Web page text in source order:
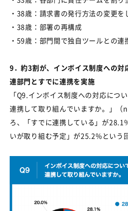
・ 38歳：請求書の発行方法の変更を
・ 38歳：部署の再構成
・ 59歳：部門間で独自ツールとの連
9．約3割が、インボイス制度への対
連部門とすでに連携を実施
「Q9. インボイス制度への対応につ
連携して取り組んでいますか。」（
ろ、「すでに連携している」が
いが取り組む予定」が25.2%という